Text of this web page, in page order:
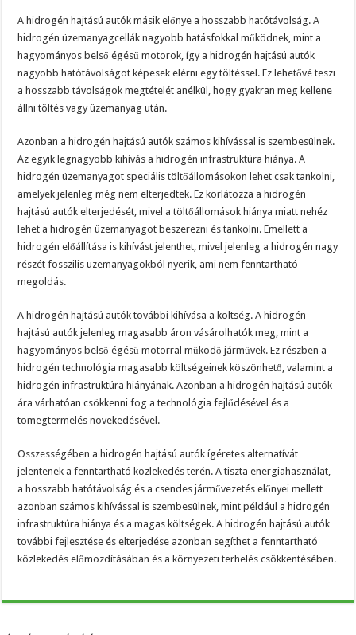
A hidrogén hajtású autók másik előnye a hosszabb hatótávolság. A
hidrogén üzemanyagcellák nagyobb hatásfokkal működnek, mint a
hagyományos belső égésű motorok, így a hidrogén hajtású autók
nagyobb hatótávolságot képesek elérni egy töltéssel. Ez lehetővé teszi
a hosszabb távolságok megtételét anélkül, hogy gyakran meg kellene
állni töltés vagy üzemanyag után.
Azonban a hidrogén hajtású autók számos kihívással is szembesülnek.
Az egyik legnagyobb kihívás a hidrogén infrastruktúra hiánya. A
hidrogén üzemanyagot speciális töltőállomásokon lehet csak tankolni,
amelyek jelenleg még nem elterjedtek. Ez korlátozza a hidrogén
hajtású autók elterjedését, mivel a töltőállomások hiánya miatt nehéz
lehet a hidrogén üzemanyagot beszerezni és tankolni. Emellett a
hidrogén előállítása is kihívást jelenthet, mivel jelenleg a hidrogén nagy
részét fosszilis üzemanyagokból nyerik, ami nem fenntartható
megoldás.
A hidrogén hajtású autók további kihívása a költség. A hidrogén
hajtású autók jelenleg magasabb áron vásárolhatók meg, mint a
hagyományos belső égésű motorral működő járművek. Ez részben a
hidrogén technológia magasabb költségeinek köszönhető, valamint a
hidrogén infrastruktúra hiányának. Azonban a hidrogén hajtású autók
ára várhatóan csökkenni fog a technológia fejlődésével és a
tömegtermelés növekedésével.
Összességében a hidrogén hajtású autók ígéretes alternatívát
jelentenek a fenntartható közlekedés terén. A tiszta energiahasználat,
a hosszabb hatótávolság és a csendes járművezetés előnyei mellett
azonban számos kihívással is szembesülnek, mint például a hidrogén
infrastruktúra hiánya és a magas költségek. A hidrogén hajtású autók
további fejlesztése és elterjedése azonban segíthet a fenntartható
közlekedés előmozdításában és a környezeti terhelés csökkentésében.